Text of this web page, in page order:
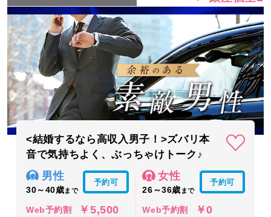
<結婚するなら高収入男子！>ズバリ本
音で気持ちよく、ぶっちゃけトーク♪
男性
30～40歳まで
予約可
Web予約割 ￥5,500
女性
26～36歳 まで
予約可
Web予約割 ￥0